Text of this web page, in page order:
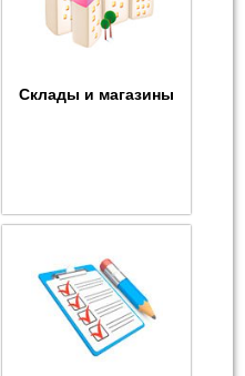
Склады и магазины